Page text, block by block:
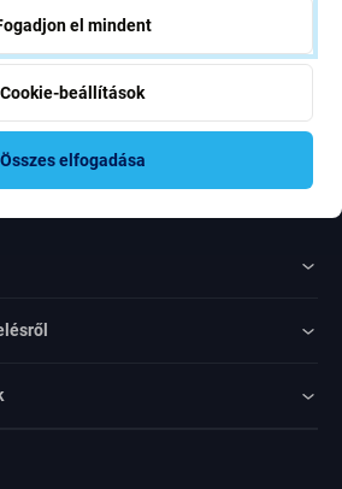
híreket kapjakel mindent
Cookie-beállítások
Összes elfogadása